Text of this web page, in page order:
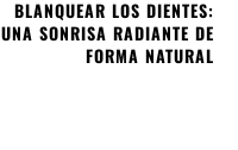
BLANQUEAR LOS DIENTES:
UNA SONRISA RADIANTE DE
FORMA NATURAL